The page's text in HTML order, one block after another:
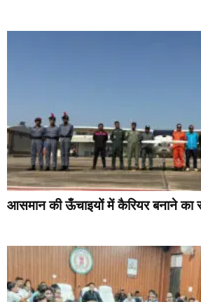
आसमान की ऊँचाइयों में कैरियर बनाने का